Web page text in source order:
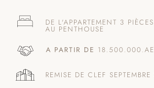
DE L'APPARTEMENT 3 PIÈCES
AU PENTHOUSE
A PARTIR DE
REMISE DE CLEF